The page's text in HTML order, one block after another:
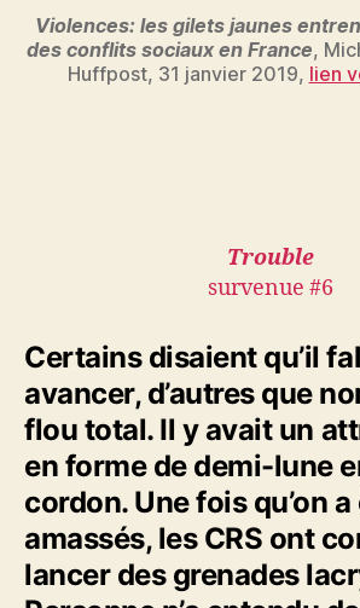
Violences: les gilets jaunes
des conflits sociaux en France,
Huffpost, 31 janvier 2019, lien
Trouble
survenue #6
Certains disaient qu’il
avancer, d’autres que
flou total. Il y avait un
en forme de demi-lune
cordon. Une fois qu’on
amassés, les CRS ont
lancer des grenades